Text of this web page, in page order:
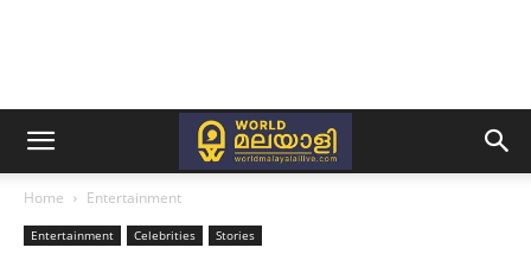
Home Entertainment
Entertainment Celebrities Stories